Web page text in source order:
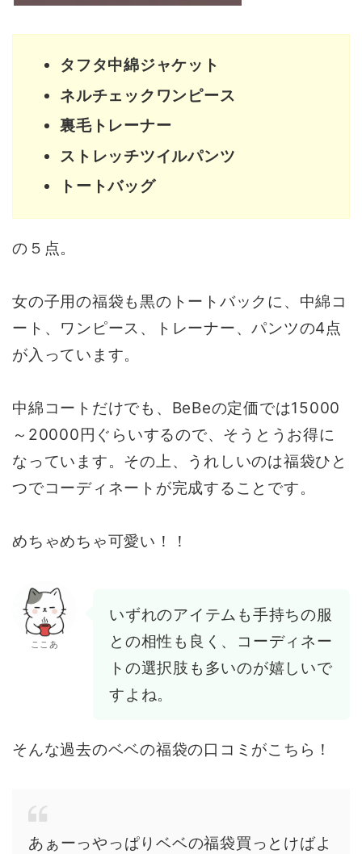
タフタ中綿ジャケット
ネルチェックワンピース
裏毛トレーナー
ストレッチツイルパンツ
トートバッグ
の５点。
女の子用の福袋も黒のトートバックに、中綿コ
ート、ワンピース、トレーナー、パンツの4点
が入っています。
中綿コートだけでも、BeBeの定価では15000
～20000円ぐらいするので、そうとうお得に
なっています。その上、うれしいのは福袋ひと
つでコーディネートが完成することです。
めちゃめちゃ可愛い！！
ここあ
いずれのアイテムも手持ちの服
との相性も良く、コーディネー
トの選択肢も多いのが嬉しいで
すよね。
そんな過去のベベの福袋の口コミがこちら！
あぁーっやっぱりベベの福袋買っとけばよ